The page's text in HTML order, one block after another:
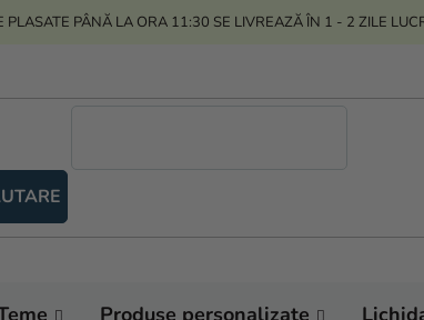
PLASATE PÂNĂ LA ORA 11:30 SE LIVREAZĂ ÎN 1 - 2 ZILE
Produse personalizate